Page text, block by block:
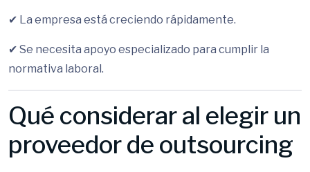
✔ La empresa está creciendo rápidamente.
✔ Se necesita apoyo especializado para cumplir la
normativa laboral.
Qué considerar al elegir un
proveedor de outsourcing